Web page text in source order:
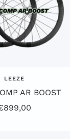
LEEZE
AR BOOST